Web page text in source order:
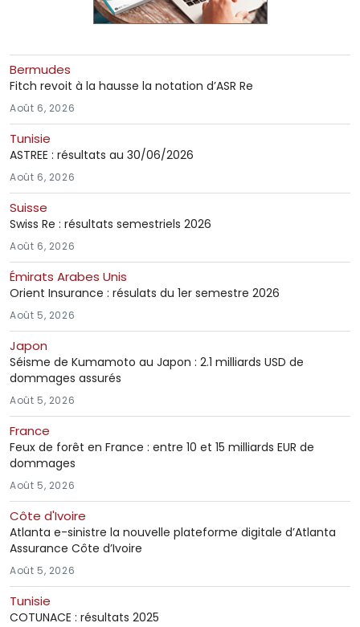
Bermudes
Fitch revoit à la hausse la notation d’ASR Re
Août 6, 2026
Tunisie
ASTREE : résultats au 30/06/2026
Août 6, 2026
Suisse
Swiss Re : résultats semestriels 2026
Août 6, 2026
Émirats Arabes Unis
Orient Insurance : résulats du 1er semestre 2026
Août 5, 2026
Japon
Séisme de Kumamoto au Japon : 2.1 milliards USD de
dommages assurés
Août 5, 2026
France
Feux de forêt en France : entre 10 et 15 milliards EUR de
dommages
Août 5, 2026
Côte d'Ivoire
Atlanta e-sinistre la nouvelle plateforme digitale d’Atlanta
Assurance Côte d’Ivoire
Août 5, 2026
Tunisie
COTUNACE : résultats 2025